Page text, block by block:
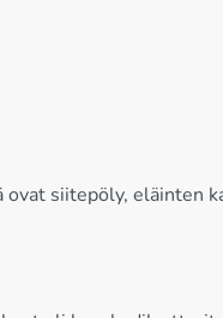
siitepöly, eläinten